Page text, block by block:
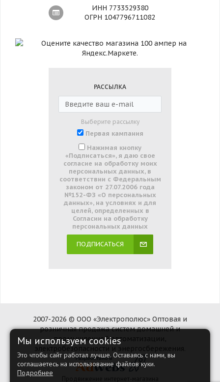
ИНН 7733529380
ОГРН 1047796711082
РАССЫЛКА
Выберите рассылку
Первая кампания
Нажимая кнопку
«Подписаться», я даю свое
согласие на обработку моих
персональных данных, в
соответствии с Федеральным
законом от 27.07.2006 года
№152-ФЗ «О персональных
данных», на условиях и для
целей, определенных в
Согласии на обработку
персональных данных
ПОДПИСАТЬСЯ
2007-2026 © ООО «Электрополюс» Оптовая и
розничная продажа систем домашней и
промышленной автоматизации,
электробезопасности и энергосбережения.
Мы используем cookies
Это чтобы сайт работал лучше. Оставаясь с нами, вы
соглашаетесь на использование файлов куки.
Подробнее